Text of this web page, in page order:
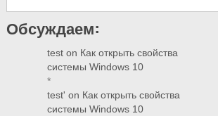
Обсуждаем:
test on Как открыть свойства
системы Windows 10
*
test' on Как открыть свойства
системы Windows 10